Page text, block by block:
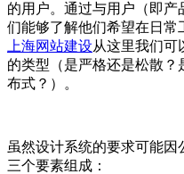
的用户。通过与用户（即
们能够了解他们希望在日常
上海网站建设从这里我们可
的类型（是严格还是松散
布式？）。
虽然设计系统的要求可能
三个要素组成：